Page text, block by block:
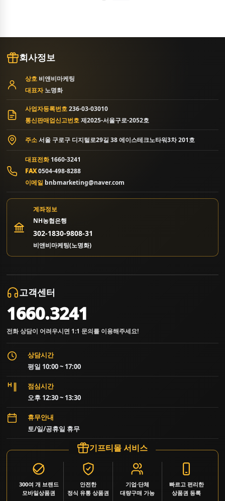
회사정보
상호 비앤비마케팅
대표자노명화
사업자등록번호236-03-03010
통신판매업신고번호제2025-서울구로-2052호
주소서울 구로구 디지털로29길 38 에이스테크노타워3차 201호
대표전화1660-3241
FAX0504-498-8288
이메일 bnbmarketing@naver.com
계좌정보
NH농협은행
302-1830-9808-31
비앤비마케팅(노명화)
고객센터
1660.3241
전화 상담이 어려우시면 1:1 문의를 이용해주세요!
상담시간
평일 10:00 ~ 17:00
점심시간
오후 12:30 ~ 13:30
휴무안내
토/일/공휴일 휴무
기프티몰 서비스
300여 개 브랜드
모바일상품권
안전한
정식 유통 상품권
기업·단체
대량구매 가능
빠르고 편리한
상품권 등록